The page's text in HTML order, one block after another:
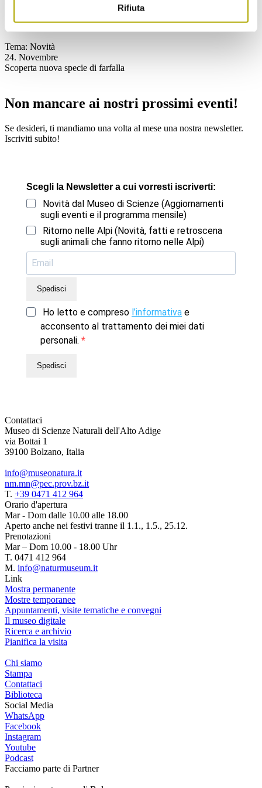
Rifiuta
Tema: Novità
24. Novembre
Scoperta nuova specie di farfalla
Non mancare ai nostri prossimi eventi!
Se desideri, ti mandiamo una volta al mese una nostra newsletter.
Iscriviti subito!
Scegli la Newsletter a cui vorresti iscriverti:
Novità dal Museo di Scienze (Aggiornamenti
sugli eventi e il programma mensile)
Ritorno nelle Alpi (Novità, fatti e retroscena
sugli animali che fanno ritorno nelle Alpi)
Spedisci
Ho letto e compreso l’informativa e
acconsento al trattamento dei miei dati
personali.
Spedisci
Contattaci
Museo di Scienze Naturali dell'Alto Adige
via Bottai 1
39100 Bolzano, Italia
info@museonatura.it
nm.mn@pec.prov.bz.it
T. +39 0471 412 964
Orario d'apertura
Mar - Dom dalle 10.00 alle 18.00
Aperto anche nei festivi tranne il 1.1., 1.5., 25.12.
Prenotazioni
Mar – Dom 10.00 - 18.00 Uhr
T. 0471 412 964
M. info@naturmuseum.it
Link
Mostra permanente
Mostre temporanee
Appuntamenti, visite tematiche e convegni
Il museo digitale
Ricerca e archivio
Pianifica la visita
Chi siamo
Stampa
Contattaci
Biblioteca
Social Media
WhatsApp
Facebook
Instagram
Youtube
Podcast
Facciamo parte di Partner